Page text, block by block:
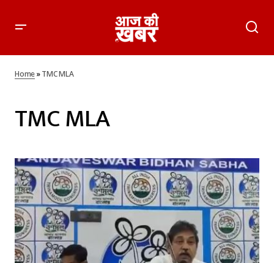
Home»TMC MLA
TMC MLA